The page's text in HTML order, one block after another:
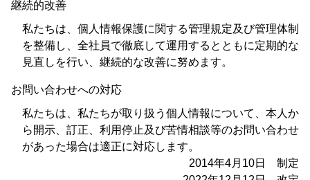
継続的改善
私たちは、個人情報保護に関する管理規定及び管理体制
を整備し、全社員で徹底して運用するとともに定期的な
見直しを行い、継続的な改善に努めます。
お問い合わせへの対応
私たちは、私たちが取り扱う個人情報について、本人か
ら開示、訂正、利用停止及び苦情相談等のお問い合わせ
があった場合は適正に対応します。
2014年4月10日 制定